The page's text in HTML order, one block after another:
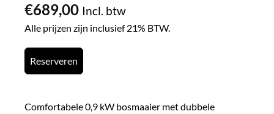
€689,00 Incl. btw
Alle prijzen zijn inclusief 21% BTW.
Reserveren
Comfortabele 0,9 kW bosmaaier met dubbele